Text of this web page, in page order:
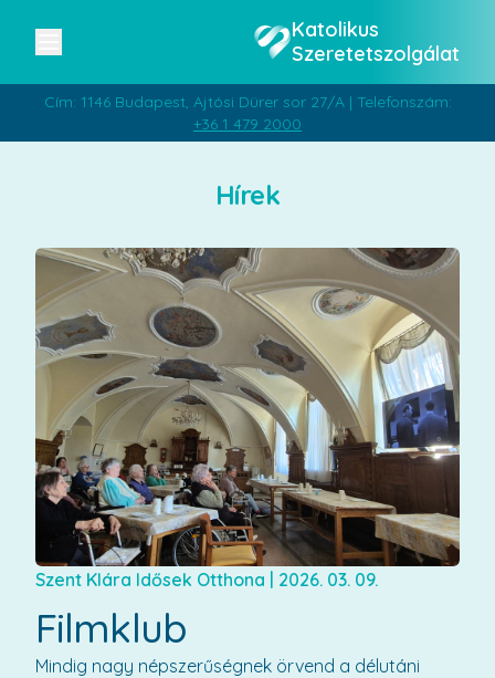
Katolikus
Szeretetszolgálat
Cím: 1146 Budapest, Ajtósi Dürer sor 27/A | Telefonszám:
+36 1 479 2000
Hírek
Szent Klára Idősek Otthona | 2026. 03. 09.
Filmklub
Mindig nagy népszerűségnek örvend a délutáni